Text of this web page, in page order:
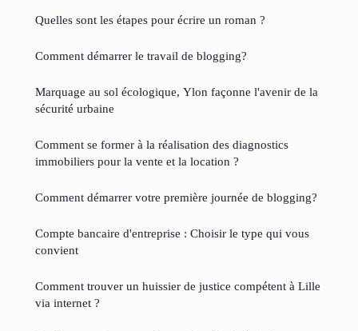
Quelles sont les étapes pour écrire un roman ?
Comment démarrer le travail de blogging?
Marquage au sol écologique, Ylon façonne l'avenir de la
sécurité urbaine
Comment se former à la réalisation des diagnostics
immobiliers pour la vente et la location ?
Comment démarrer votre première journée de blogging?
Compte bancaire d'entreprise : Choisir le type qui vous
convient
Comment trouver un huissier de justice compétent à Lille
via internet ?